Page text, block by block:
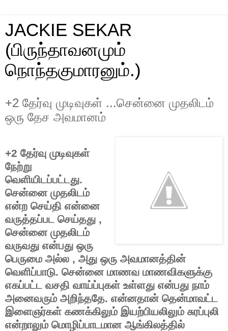
JACKIE SEKAR
(பிருந்தாவனமும்
நொந்தகுமாரனும்.)
+2 தேர்வு முடிவுகள் ...சென்னை முதலிடம்
ஒரு தேச அவமானம்
+2 தேர்வு முடிவுகள்
நேற்று
வெளியிடப்பட்டது.
சென்னை முதலிடம்
என்ற செய்தி என்னை
வருத்தப்பட செய்தது ,
சென்னை முதலிடம்
வருவது என்பது ஒரு
பெருமை அல்ல , அது ஒரு அவமானத்தின்
வெளிப்பாடு. சென்னை மாணவ மாணவிகளுக்கு
எகப்பட்ட வசதி வாய்ப்புகள் உள்ளது என்பது நாம்
அனைவரும் அறிந்ததே. என்னதான் தென்மாவட்ட
இளைஞர்கள் கணக்கிலும் இயற்பியலிலும் சுரப்புலி
என்றாலும் மொழிப்பாடமான ஆங்கிலத்தில்